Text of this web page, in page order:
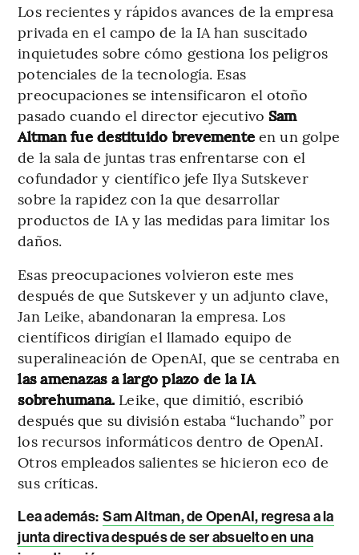
Los recientes y rápidos avances de la empresa
privada en el campo de la IA han suscitado
inquietudes sobre cómo gestiona los peligros
potenciales de la tecnología. Esas
preocupaciones se intensificaron el otoño
pasado cuando el director ejecutivo Sam
Altman fue destituido brevemente en un golpe
de la sala de juntas tras enfrentarse con el
cofundador y científico jefe Ilya Sutskever
sobre la rapidez con la que desarrollar
productos de IA y las medidas para limitar los
daños.
Esas preocupaciones volvieron este mes
después de que Sutskever y un adjunto clave,
Jan Leike, abandonaran la empresa. Los
científicos dirigían el llamado equipo de
superalineación de OpenAI, que se centraba en
las amenazas a largo plazo de la IA
sobrehumana. Leike, que dimitió, escribió
después que su división estaba “luchando” por
los recursos informáticos dentro de OpenAI.
Otros empleados salientes se hicieron eco de
sus críticas.
Lea además: Sam Altman, de OpenAI, regresa a la
junta directiva después de ser absuelto en una